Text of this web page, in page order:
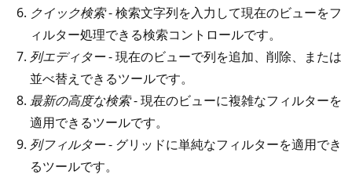
クイック検索- 検索文字列を入力して現在のビューをフ
ィルター処理できる検索コントロールです。
列エディター- 現在のビューで列を追加、削除、または
並べ替えできるツールです。
最新の高度な検索- 現在のビューに複雑なフィルターを
適用できるツールです。
列フィルター- グリッドに単純なフィルターを適用でき
るツールです。